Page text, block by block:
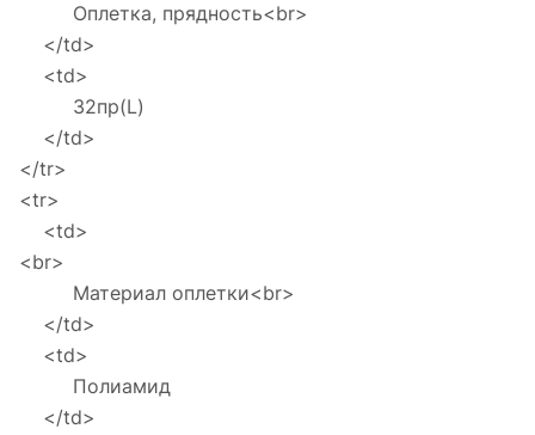
Оплетка, прядность<br>
</td>
<td>
32пр(L)
</td>
</tr>
<tr>
<td>
<br>
Материал оплетки<br>
</td>
<td>
Полиамид
</td>